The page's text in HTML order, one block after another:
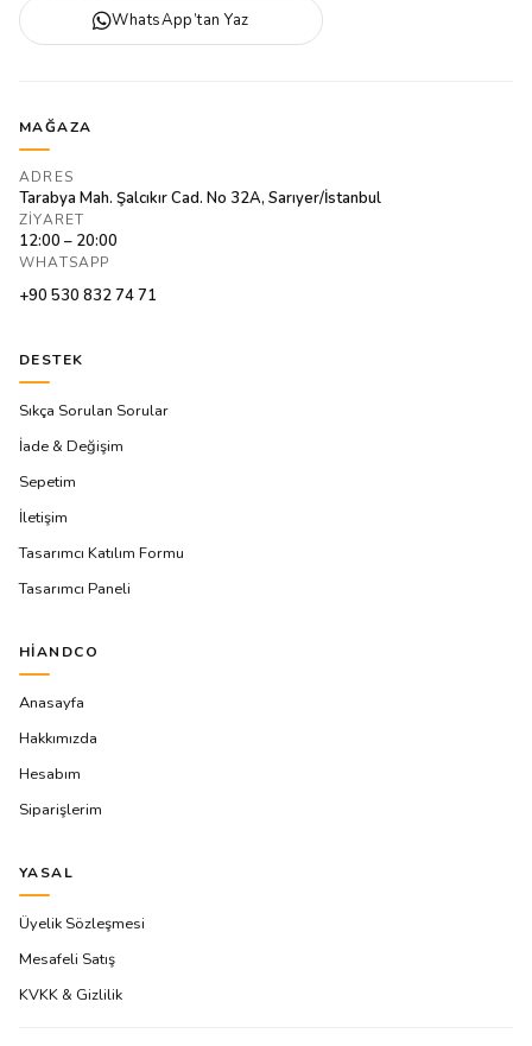
WhatsApp’tan Yaz
MAĞAZA
ADRES
Tarabya Mah. Şalcıkır Cad. No 32A, Sarıyer/İstanbul
ZIYARET
12:00 – 20:00
WHATSAPP
+90 530 832 74 71
DESTEK
Sıkça Sorulan Sorular
İade & Değişim
Sepetim
İletişim
Tasarımcı Katılım Formu
Tasarımcı Paneli
HIANDCO
Anasayfa
Hakkımızda
Hesabım
Siparişlerim
YASAL
Üyelik Sözleşmesi
Mesafeli Satış
KVKK & Gizlilik